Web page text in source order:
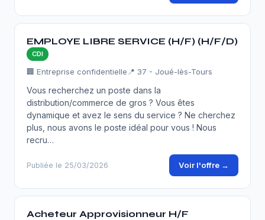
EMPLOYE LIBRE SERVICE (H/F) (H/F/D)
CDI
🏢 Entreprise confidentielle 📍 37 - Joué-lès-Tours
Vous recherchez un poste dans la
distribution/commerce de gros ? Vous êtes
dynamique et avez le sens du service ? Ne cherchez
plus, nous avons le poste idéal pour vous ! Nous
recru…
Publiée le 25/03/2026 Voir l'offre →
Acheteur Approvisionneur H/F